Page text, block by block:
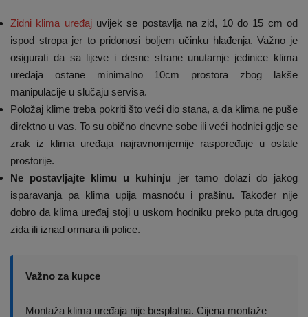
Zidni klima uređajuvijek se postavlja na zid, 10 do 15 cm od
ispod stropa jer to pridonosi boljem učinku hlađenja. Važno je
osigurati da sa lijeve i desne strane unutarnje jedinice klima
uređaja ostane minimalno 10cm prostora zbog lakše
manipulacije u slučaju servisa.
Položaj klime treba pokriti što veći dio stana, a da klima ne puše
direktno u vas. To su obično dnevne sobe ili veći hodnici gdje se
zrak iz klima uređaja najravnomjernije raspoređuje u ostale
prostorije.
Ne postavljajte klimu u kuhinju jer tamo dolazi do jakog
isparavanja pa klima upija masnoću i prašinu. Također nije
dobro da klima uređaj stoji u uskom hodniku preko puta drugog
zida ili iznad ormara ili police.
Važno za kupce
Montaža klima uređaja nije besplatna. Cijena montaže